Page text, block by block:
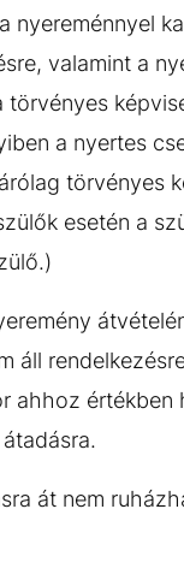
nyereménnyel
valamint a
törvényes
a nyertes
törvényes
esetén a
áll
ahhoz értékben
át nem